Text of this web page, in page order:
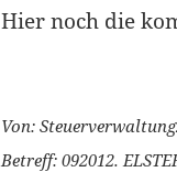
Hier noch die
Von:
Betreff: 092012.